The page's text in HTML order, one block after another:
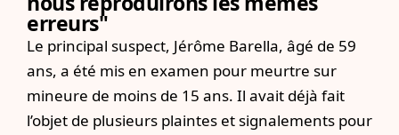
erreurs"
Le principal suspect, Jérôme Barella, âgé de 59
ans, a été mis en examen pour meurtre sur
mineure de moins de 15 ans. Il avait déjà fait
l’objet de plusieurs plaintes et signalements pour